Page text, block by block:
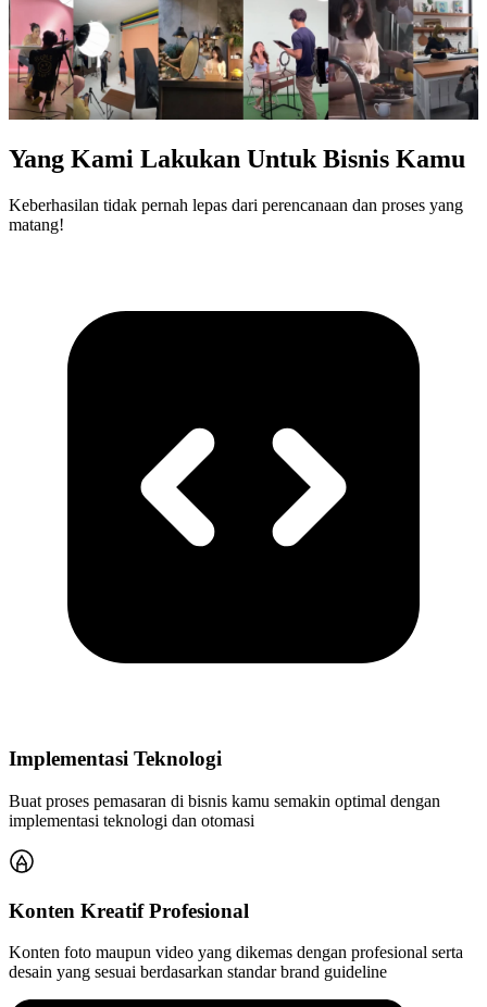
Yang Kami Lakukan Untuk Bisnis Kamu
Keberhasilan tidak pernah lepas dari perencanaan dan proses yang
matang!
Implementasi Teknologi
Buat proses pemasaran di bisnis kamu semakin optimal dengan
implementasi teknologi dan otomasi
Konten Kreatif Profesional
Konten foto maupun video yang dikemas dengan profesional serta
desain yang sesuai berdasarkan standar brand guideline